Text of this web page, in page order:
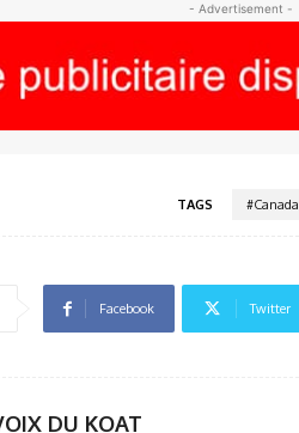
- Advertisement -
TAGS #Canada
Facebook Twitter
DU KOAT